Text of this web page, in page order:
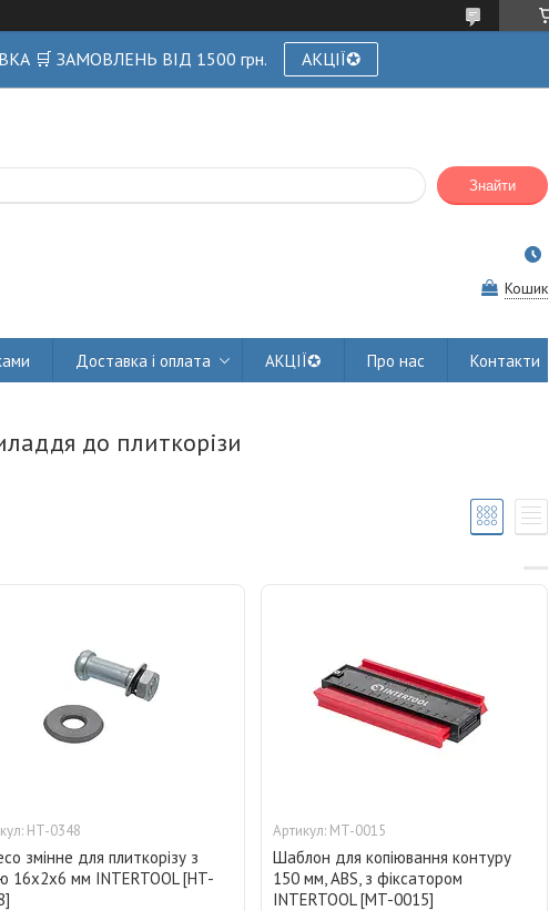
🛒 ЗАМОВЛЕНЬ ВІД 1500 грн. АКЦІЇ✪
Знайти
Кошик
Доставка і оплата АКЦІЇ✪ Про нас Контакти
до плиткорізи
HT-0348
змінне для плиткорізу з
16x2x6 мм INTERTOOL [HT-
MT-0015
Шаблон для копіювання контуру
150 мм, ABS, з фіксатором
INTERTOOL [MT-0015]